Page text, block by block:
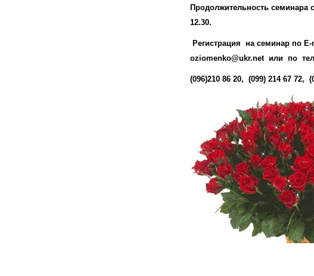
Продолжительность семинара с
12.30.
Регистрация на семинар по E-
oziomenko@ukr.netили по
(096)210 86 20, (099) 214 67